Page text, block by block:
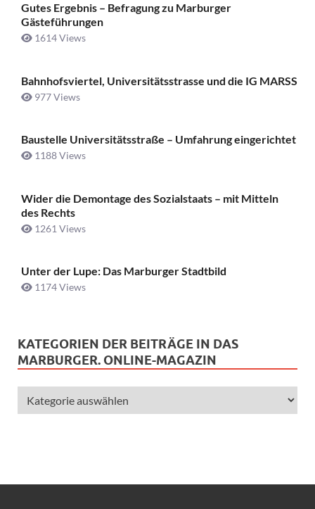
Gutes Ergebnis – Befragung zu Marburger
Gästeführungen
1614 Views
Bahnhofsviertel, Universitätsstrasse und die IG MARSS
977 Views
Baustelle Universitätsstraße ­– Umfahrung eingerichtet
1188 Views
Wider die Demontage des Sozialstaats – mit Mitteln
des Rechts
1261 Views
Unter der Lupe: Das Marburger Stadtbild
1174 Views
KATEGORIEN DER BEITRÄGE IN DAS
MARBURGER. ONLINE-MAGAZIN